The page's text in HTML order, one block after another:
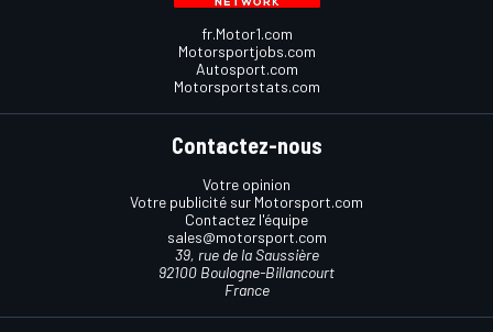
fr.Motor1.com
Motorsportjobs.com
Autosport.com
Motorsportstats.com
Contactez-nous
Votre opinion
Votre publicité sur Motorsport.com
Contactez l'équipe
sales@motorsport.com
39, rue de la Saussière
92100 Boulogne-Billancourt
France